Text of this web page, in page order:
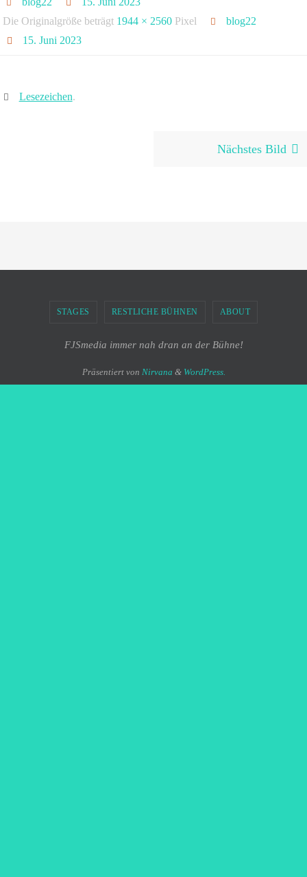
Die Originalgröße beträgt 1944 × 2560 Pixel
blog22
15. Juni 2023
Lesezeichen.
Nächstes Bild
STAGES RESTLICHE BÜHNEN ABOUT
FJSmedia immer nah dran an der Bühne!
Präsentiert von Nirvana & WordPress.